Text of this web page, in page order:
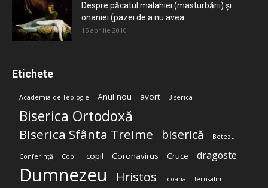
Despre păcatul malahiei (masturbării) şi
onaniei (pazei de a nu avea...
15 aprilie 2010
Etichete
Academia de Teologie Anul nou avort Biserica
Biserica Ortodoxă
Biserica Sfânta Treime biserică Botezul
Conferință Copii copil Coronavirus Cruce dragoste
Dumnezeu Hristos Icoana Ierusalim